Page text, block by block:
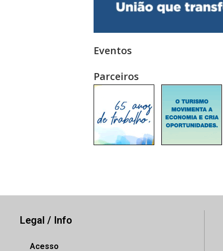
Eventos
Parceiros
Legal / Info
Acesso